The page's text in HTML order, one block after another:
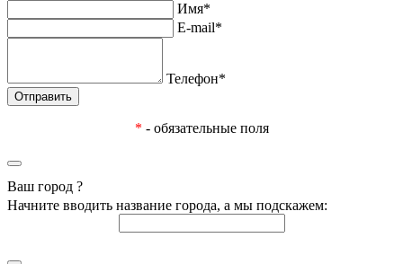
Имя*
E-mail*
Телефон*
* - обязательные поля
Ваш город ?
Начните вводить название города, а мы подскажем: